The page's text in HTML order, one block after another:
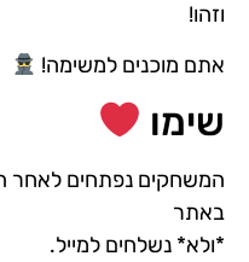
וזהו!
אתם מוכנים למשימה!
שימו
המשחקים נפתחים לאחר
באתר
*ולא* נשלחים למייל.